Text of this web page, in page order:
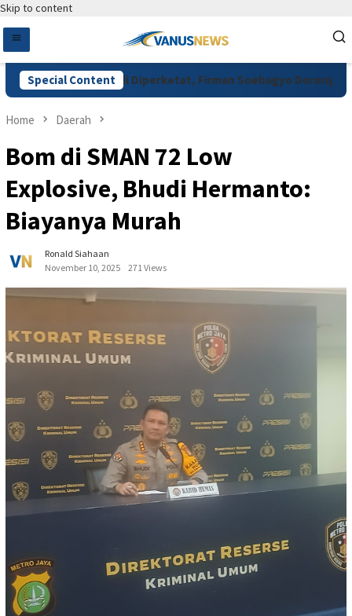
Skip to content
Special Content
Pupuk Subsidi Diperketat, Firman Soebagyo Dorong
Home Daerah
Bom di SMAN 72 Low
Explosive, Bhudi Hermanto:
Biayanya Murah
Ronald Siahaan
November 10, 2025
271 Views